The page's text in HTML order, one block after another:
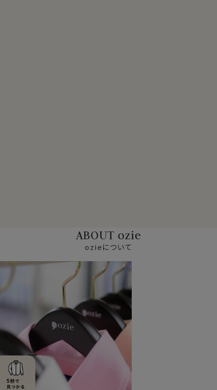
ABOUT ozie
ozieについて